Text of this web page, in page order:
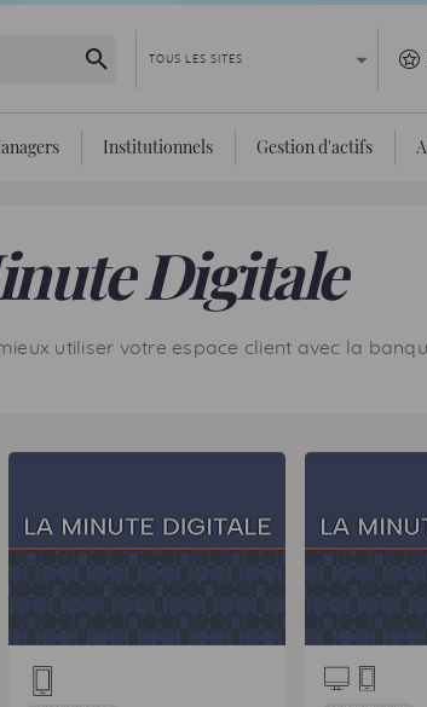
Lancer la recherche
Institutionnels Gestion d'actifs
Digitale
utiliser votre espace client avec la